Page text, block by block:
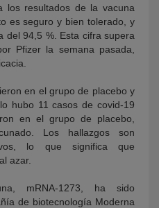
los resultados de la vacuna
es seguro y bien tolerado, y
del 94,5 %. Esta cifra supera
Pfizer la semana pasada,
en el grupo de placebo y
hubo 11 casos de covid-19
en el grupo de placebo,
Los hallazgos son
lo que significa que
azar.
mRNA-1273, ha sido
de biotecnología Moderna